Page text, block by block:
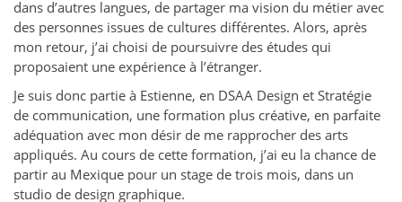
dans d’autres langues, de partager ma vision du métier avec
des personnes issues de cultures différentes. Alors, après
mon retour, j’ai choisi de poursuivre des études qui
proposaient une expérience à l’étranger.
Je suis donc partie à Estienne, en DSAA Design et Stratégie
de communication, une formation plus créative, en parfaite
adéquation avec mon désir de me rapprocher des arts
appliqués. Au cours de cette formation, j’ai eu la chance de
partir au Mexique pour un stage de trois mois, dans un
studio de design graphique.